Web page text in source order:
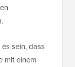
sein, dass
mit einem